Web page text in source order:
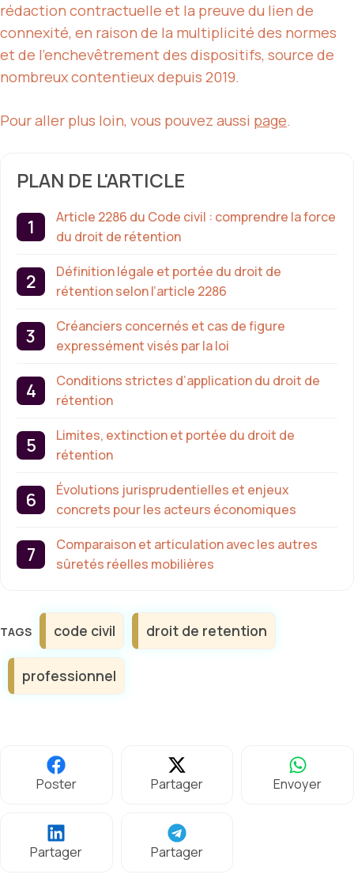
rédaction contractuelle et la preuve du lien de
connexité, en raison de la multiplicité des normes
et de l’enchevêtrement des dispositifs, source de
nombreux contentieux depuis 2019.
Pour aller plus loin, vous pouvez aussi page.
PLAN DE L'ARTICLE
Article 2286 du Code civil : comprendre la force
du droit de rétention
Définition légale et portée du droit de
rétention selon l’article 2286
Créanciers concernés et cas de figure
expressément visés par la loi
Conditions strictes d’application du droit de
rétention
Limites, extinction et portée du droit de
rétention
Évolutions jurisprudentielles et enjeux
concrets pour les acteurs économiques
Comparaison et articulation avec les autres
sûretés réelles mobilières
Étiquettes
code civil droit de retention
professionnel
Poster Partager Envoyer
Partager Partager